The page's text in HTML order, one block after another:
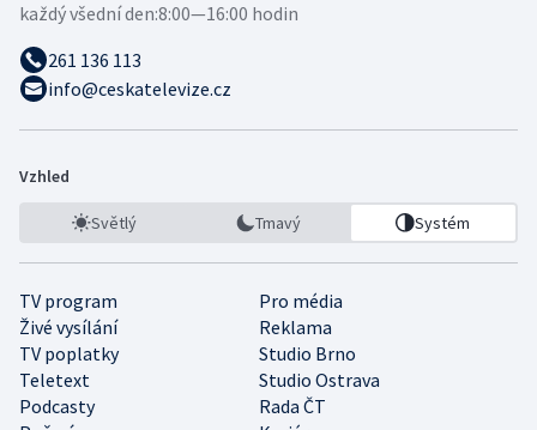
každý všední den:8:00—16:00 hodin
261 136 113
info@ceskatelevize.cz
Vzhled
Světlý Tmavý Systém
TV program
Pro média
Živé vysílání
Reklama
TV poplatky
Studio Brno
Teletext
Studio Ostrava
Podcasty
Rada ČT